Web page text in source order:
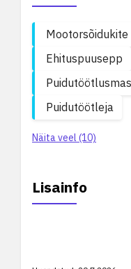
Ehituspuusepp
Puidutöötleja
Näita veel (10)
Lisainfo